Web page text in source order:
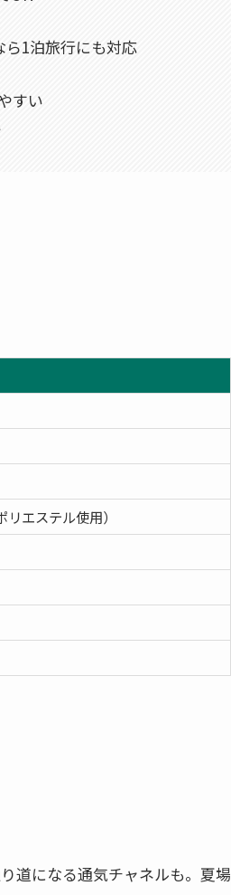
1泊旅行にも対応
すい
エステル使用）
道になる通気チャネルも。夏場